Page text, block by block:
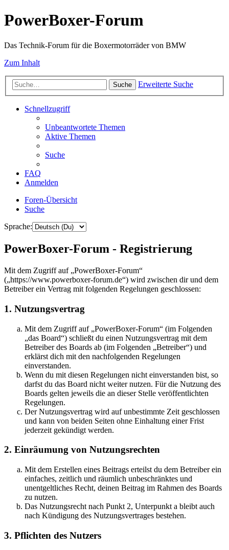
PowerBoxer-Forum
Das Technik-Forum für die Boxermotorräder von BMW
Zum Inhalt
Suche Erweiterte Suche
Schnellzugriff
Unbeantwortete Themen
Aktive Themen
Suche
FAQ
Anmelden
Foren-Übersicht
Suche
Sprache:
PowerBoxer-Forum - Registrierung
Mit dem Zugriff auf „PowerBoxer-Forum“
(„https://www.powerboxer-forum.de“) wird zwischen dir und dem
Betreiber ein Vertrag mit folgenden Regelungen geschlossen:
1. Nutzungsvertrag
Mit dem Zugriff auf „PowerBoxer-Forum“ (im Folgenden
„das Board“) schließt du einen Nutzungsvertrag mit dem
Betreiber des Boards ab (im Folgenden „Betreiber“) und
erklärst dich mit den nachfolgenden Regelungen
einverstanden.
Wenn du mit diesen Regelungen nicht einverstanden bist, so
darfst du das Board nicht weiter nutzen. Für die Nutzung des
Boards gelten jeweils die an dieser Stelle veröffentlichten
Regelungen.
Der Nutzungsvertrag wird auf unbestimmte Zeit geschlossen
und kann von beiden Seiten ohne Einhaltung einer Frist
jederzeit gekündigt werden.
2. Einräumung von Nutzungsrechten
Mit dem Erstellen eines Beitrags erteilst du dem Betreiber ein
einfaches, zeitlich und räumlich unbeschränktes und
unentgeltliches Recht, deinen Beitrag im Rahmen des Boards
zu nutzen.
Das Nutzungsrecht nach Punkt 2, Unterpunkt a bleibt auch
nach Kündigung des Nutzungsvertrages bestehen.
3. Pflichten des Nutzers